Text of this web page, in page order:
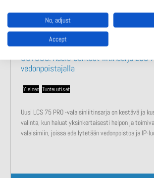
UUTUUS! Adels-Contact-liitinsarja LCS
vedonpoistajalla
Yleinen Tuoteuutiset
Uusi LCS 75 PRO -valaisinliitinsarja on kestävä ja
valinta, kun haluat yksinkertaisesti helpon ja
valaisimiin, joissa edellytetään vedonpoistoa ja IP-
No, adjust
Accept